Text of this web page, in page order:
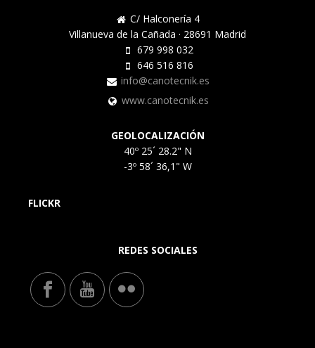
C/ Halconería 4
Villanueva de la Cañada · 28691 Madrid
679 998 032
646 516 816
info@canotecnik.es
www.canotecnik.es
GEOLOCALIZACIÓN
40º 25´ 28.2" N
-3º 58´ 36,1" W
FLICKR
REDES SOCIALES